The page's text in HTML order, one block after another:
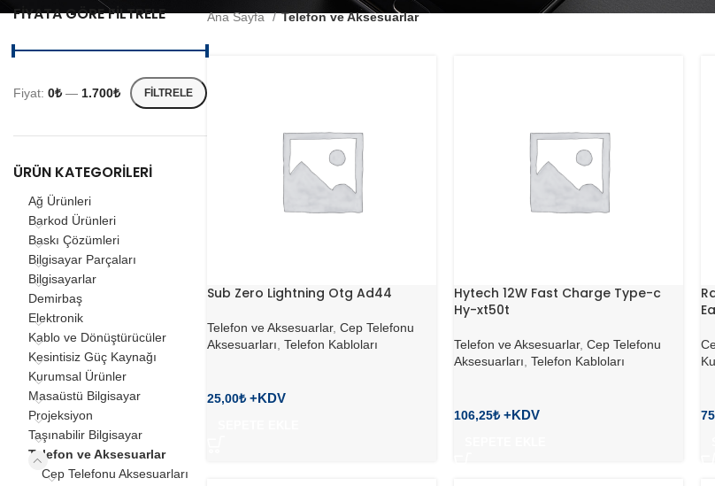
FIYATA GÖRE FILTRELE
FILTRELE
Fiyat: 0₺ — 1.700₺
ÜRÜN KATEGORILERI
Ağ Ürünleri
Barkod Ürünleri
Baskı Çözümleri
Bilgisayar Parçaları
Bilgisayarlar
Demirbaş
Elektronik
Kablo ve Dönüştürücüler
Kesintisiz Güç Kaynağı
Kurumsal Ürünler
Masaüstü Bilgisayar
Projeksiyon
Taşınabilir Bilgisayar
Telefon ve Aksesuarlar
Cep Telefonu Aksesuarları
Ana Sayfa Telefon ve Aksesuarlar
Sub Zero Lightning Otg Ad44
Telefon ve Aksesuarlar, Cep Telefonu
Aksesuarları Telefon Kabloları
25,00₺
Hytech 12W Fast Charge Type-c
Hy-xt50t
Telefon ve Aksesuarlar, Cep Telefonu
Aksesuarları Telefon Kabloları
106,25₺